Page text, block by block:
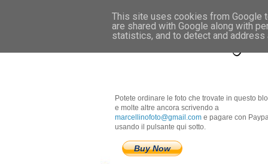
Marcellino
Potete ordinare le foto che trovate in questo
e molte altre ancora scrivendo a
marcellinofoto@gmail.com e pagare con
usando il pulsante qui sotto.
Buy Now
This site uses cookies from Google
are shared with Google along with
statistics, and to detect and address